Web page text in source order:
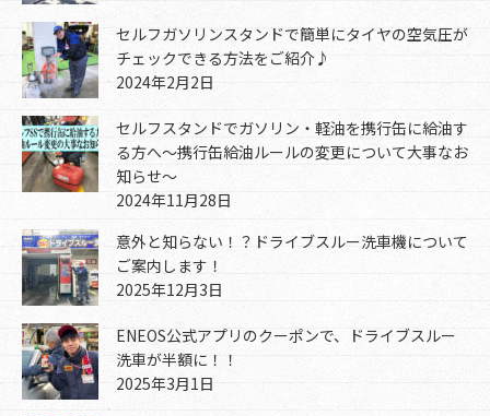
セルフガソリンスタンドで簡単にタイヤの空気圧が
チェックできる方法をご紹介♪
2024年2月2日
セルフスタンドでガソリン・軽油を携行缶に給油す
る方へ～携行缶給油ルールの変更について大事なお
知らせ～
2024年11月28日
意外と知らない！？ドライブスルー洗車機について
ご案内します！
2025年12月3日
ENEOS公式アプリのクーポンで、ドライブスルー
洗車が半額に！！
2025年3月1日